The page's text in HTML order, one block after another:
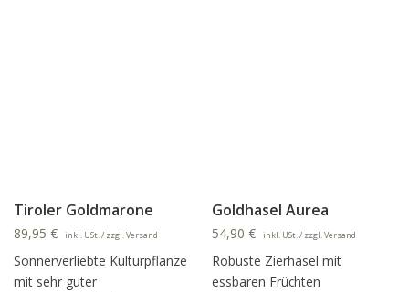
Tiroler Goldmarone
89,95 € inkl. USt. / zzgl. Versand
Sonnerverliebte Kulturpflanze
mit sehr guter
Goldhasel Aurea
54,90€ inkl. USt. / zzgl. Versand
Robuste Zierhasel mit
essbaren Früchten